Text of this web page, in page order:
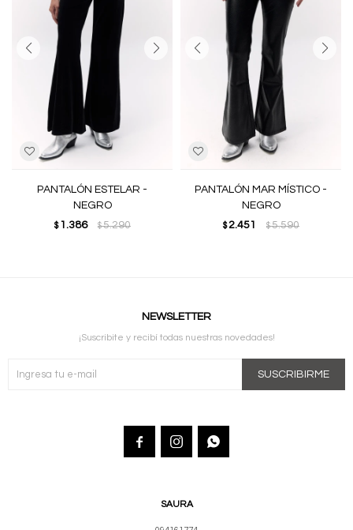
PANTALÓN ESTELAR -
NEGRO
$ 1.386 $5.290
PANTALÓN MAR MÍSTICO -
NEGRO
$ 2.451 $5.590
SAURA
NEWSLETTER
¡Suscribite y recibí todas nuestras novedades!
SUSCRIBIRME
  